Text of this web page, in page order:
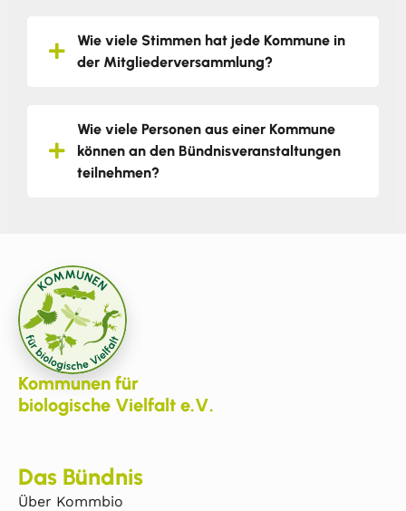
Wie viele Stimmen hat jede Kommune in
der Mitgliederversammlung?
Wie viele Personen aus einer Kommune
können an den Bündnisveranstaltungen
teilnehmen?
Kommunen für
biologische Vielfalt e.V.
Das Bündnis
Über Kommbio